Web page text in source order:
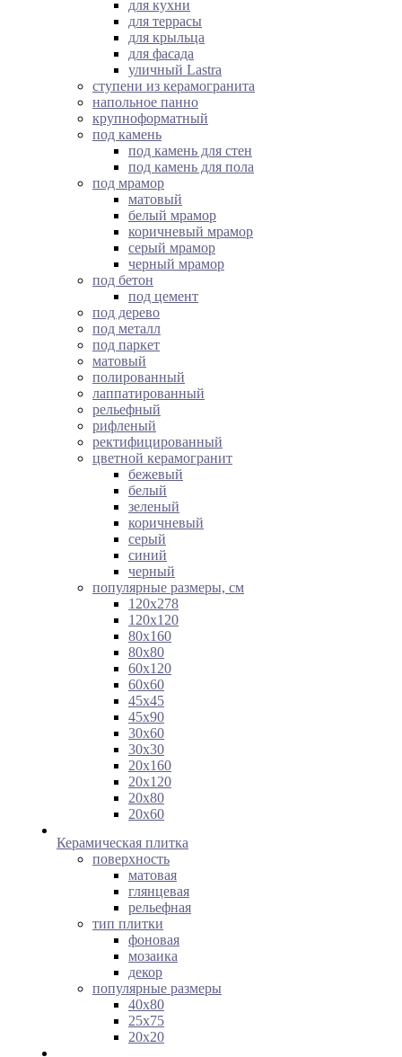
для кухни
для террасы
для крыльца
для фасада
уличный Lastra
ступени из керамогранита
напольное панно
крупноформатный
под камень
под камень для стен
под камень для пола
под мрамор
матовый
белый мрамор
коричневый мрамор
серый мрамор
черный мрамор
под бетон
под цемент
под дерево
под металл
под паркет
матовый
полированный
лаппатированный
рельефный
рифленый
ректифицированный
цветной керамогранит
бежевый
белый
зеленый
коричневый
серый
синий
черный
популярные размеры, см
120х278
120х120
80х160
80х80
60х120
60х60
45х45
45х90
30х60
30х30
20х160
20х120
20х80
20х60
Керамическая плитка
поверхность
матовая
глянцевая
рельефная
тип плитки
фоновая
мозаика
декор
популярные размеры
40х80
25х75
20х20